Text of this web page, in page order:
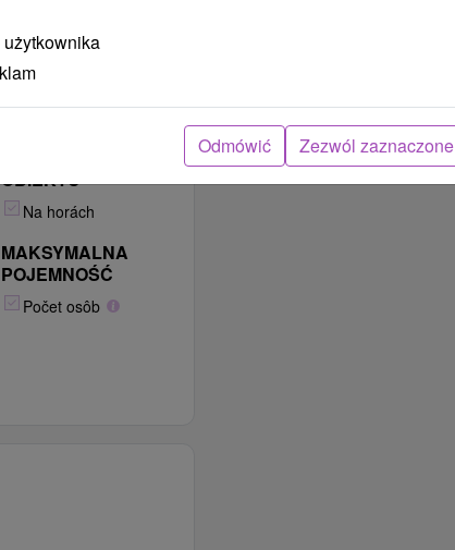
LOKALIZACJA
OBIEKTU
OBIEKTU
Na horách
MAKSYMALNA
POJEMNOŚĆ
Počet osôb
Odmówić Zezwól zaznaczone